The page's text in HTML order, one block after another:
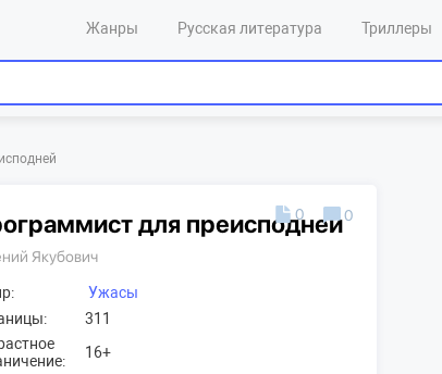
Жанры Русская литература Триллеры
для преисподней
Якубович
Ужасы
311
16+
0 0